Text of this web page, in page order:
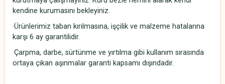
kendine kurumasını bekleyiniz.
·Ürünlerimiz taban kırılmasına, işçilik ve malzeme hatalarına
karşı 6 ay garantilidir.
·Çarpma, darbe, sürtünme ve yırtılma gibi kullanım sırasında
ortaya çıkan aşınmalar garanti kapsamı dışındadır.